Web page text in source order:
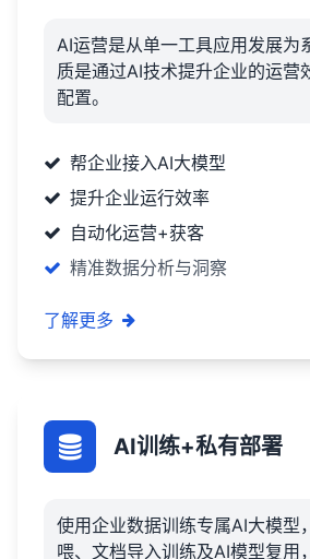
AI运营是从单一工具应用发展为
质是通过AI技术提升企业的运营
配置。
帮企业接入AI大模型
提升企业运行效率
自动化运营+获客
精准数据分析与洞察
了解更多
AI训练+私有部署
使用企业数据训练专属AI大模型
喂、文档导入训练及AI模型复用